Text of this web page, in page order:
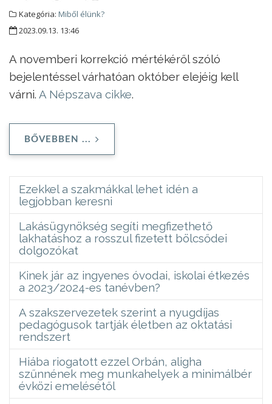
Kategória: Miből élünk?
2023.09.13. 13:46
A novemberi korrekció mértékéről szóló
bejelentéssel várhatóan október elejéig kell
várni. A Népszava cikke.
BŐVEBBEN ...
Ezekkel a szakmákkal lehet idén a
legjobban keresni
Lakásügynökség segíti megfizethető
lakhatáshoz a rosszul fizetett bölcsődei
dolgozókat
Kinek jár az ingyenes óvodai, iskolai étkezés
a 2023/2024-es tanévben?
A szakszervezetek szerint a nyugdíjas
pedagógusok tartják életben az oktatási
rendszert
Hiába riogatott ezzel Orbán, aligha
szűnnének meg munkahelyek a minimálbér
évközi emelésétől